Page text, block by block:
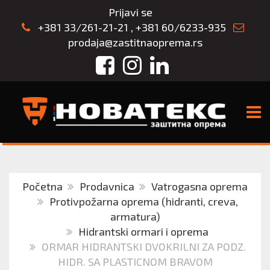
Prijavi se
+381 33/261-21-21 , +381 60/6233-935
prodaja@zastitnaoprema.rs
FacebookInstagram
LinkedIn
Početna Prodavnica
Vatrogasna oprema
Protivpožarna oprema (hidranti, creva,
armatura)
Hidrantski ormari i oprema
ORMAR HIDRANTSKI DVOKRILNI ZA PODZ.
HIDR. SA PLASTICNOM BRAVOM